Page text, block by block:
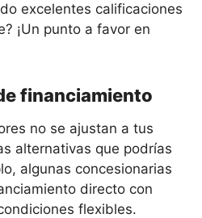
excelentes calificaciones
¡Un punto a favor en
financiamiento
no se ajustan a tus
alternativas que podrías
algunas concesionarias
directo con
flexibles.